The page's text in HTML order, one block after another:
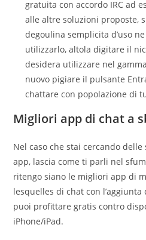
gratuita con accordo IRC ad
alle altre soluzioni proposte,
degoulina semplicita d’uso
utilizzarlo, altola digitare il
desidera utilizzare nel
nuovo pigiare il pulsante
chattare con popolazione di
Migliori app di chat a
Nel caso che stai cercando
app, lascia come ti parli nel
ritengo siano le migliori app di
lesquelles di chat con
puoi profittare gratis contro
iPhone/iPad.